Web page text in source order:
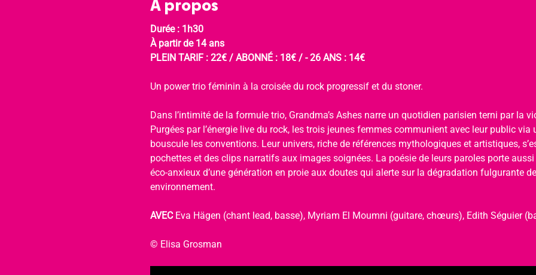
À propos
Durée : 1h30
À partir de 14 ans
PLEIN TARIF : 22€ / ABONNÉ : 18€ / - 26 ANS : 14€
Un power trio féminin à la croisée du rock progressif et du stoner.
Dans l’intimité de la formule trio, Grandma’s Ashes narre un quotidien parisien terni par la
Purgées par l’énergie live du rock, les trois jeunes femmes communient avec leur public
bouscule les conventions. Leur univers, riche de références mythologiques et artistiques,
pochettes et des clips narratifs aux images soignées. La poésie de leurs paroles porte
éco-anxieux d’une génération en proie aux doutes qui alerte sur la dégradation fulgurante
environnement.
AVEC Eva Hägen (chant lead, basse), Myriam El Moumni (guitare, chœurs), Edith Séguier
© Elisa Grosman